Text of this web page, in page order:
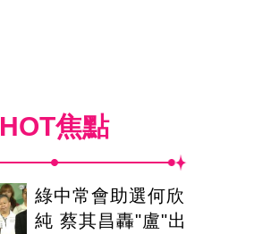
HOT焦點
綠中常會助選何欣
純 蔡其昌轟"盧"出